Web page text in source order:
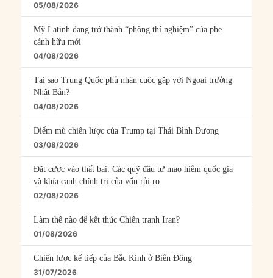
05/08/2026
Mỹ Latinh đang trở thành “phòng thí nghiệm” của phe
cánh hữu mới
04/08/2026
Tại sao Trung Quốc phủ nhận cuộc gặp với Ngoại trưởng
Nhật Bản?
04/08/2026
Điểm mù chiến lược của Trump tại Thái Bình Dương
03/08/2026
Đặt cược vào thất bại: Các quỹ đầu tư mạo hiểm quốc gia
và khía cạnh chính trị của vốn rủi ro
02/08/2026
Làm thế nào để kết thúc Chiến tranh Iran?
01/08/2026
Chiến lược kế tiếp của Bắc Kinh ở Biển Đông
31/07/2026